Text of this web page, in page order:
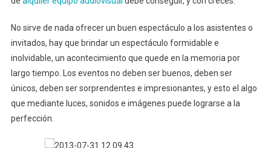
No sirve de nada ofrecer un buen espectáculo a los asistentes o
invitados, hay que brindar un espectáculo formidable e
inolvidable, un acontecimiento que quede en la memoria por
largo tiempo. Los eventos no deben ser buenos, deben ser
únicos, deben ser sorprendentes e impresionantes, y esto el algo
que mediante luces, sonidos e imágenes puede lograrse a la
perfección.